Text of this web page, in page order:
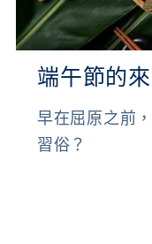
端午節的
早在屈原之前
習俗？